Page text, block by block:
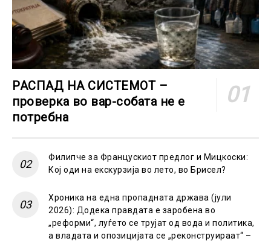
РАСПАД НА СИСТЕМОТ –
проверка во вар-собата не е
потребна
Филипче за Францускиот предлог и Мицкоски:
Кој оди на екскурзија во лето, во Брисел?
Хроника на една пропадната држава (јули
2026): Додека правдата е заробена во
„реформи“, луѓето се трујат од вода и политика,
а владата и опозицијата се „реконструираат“ –